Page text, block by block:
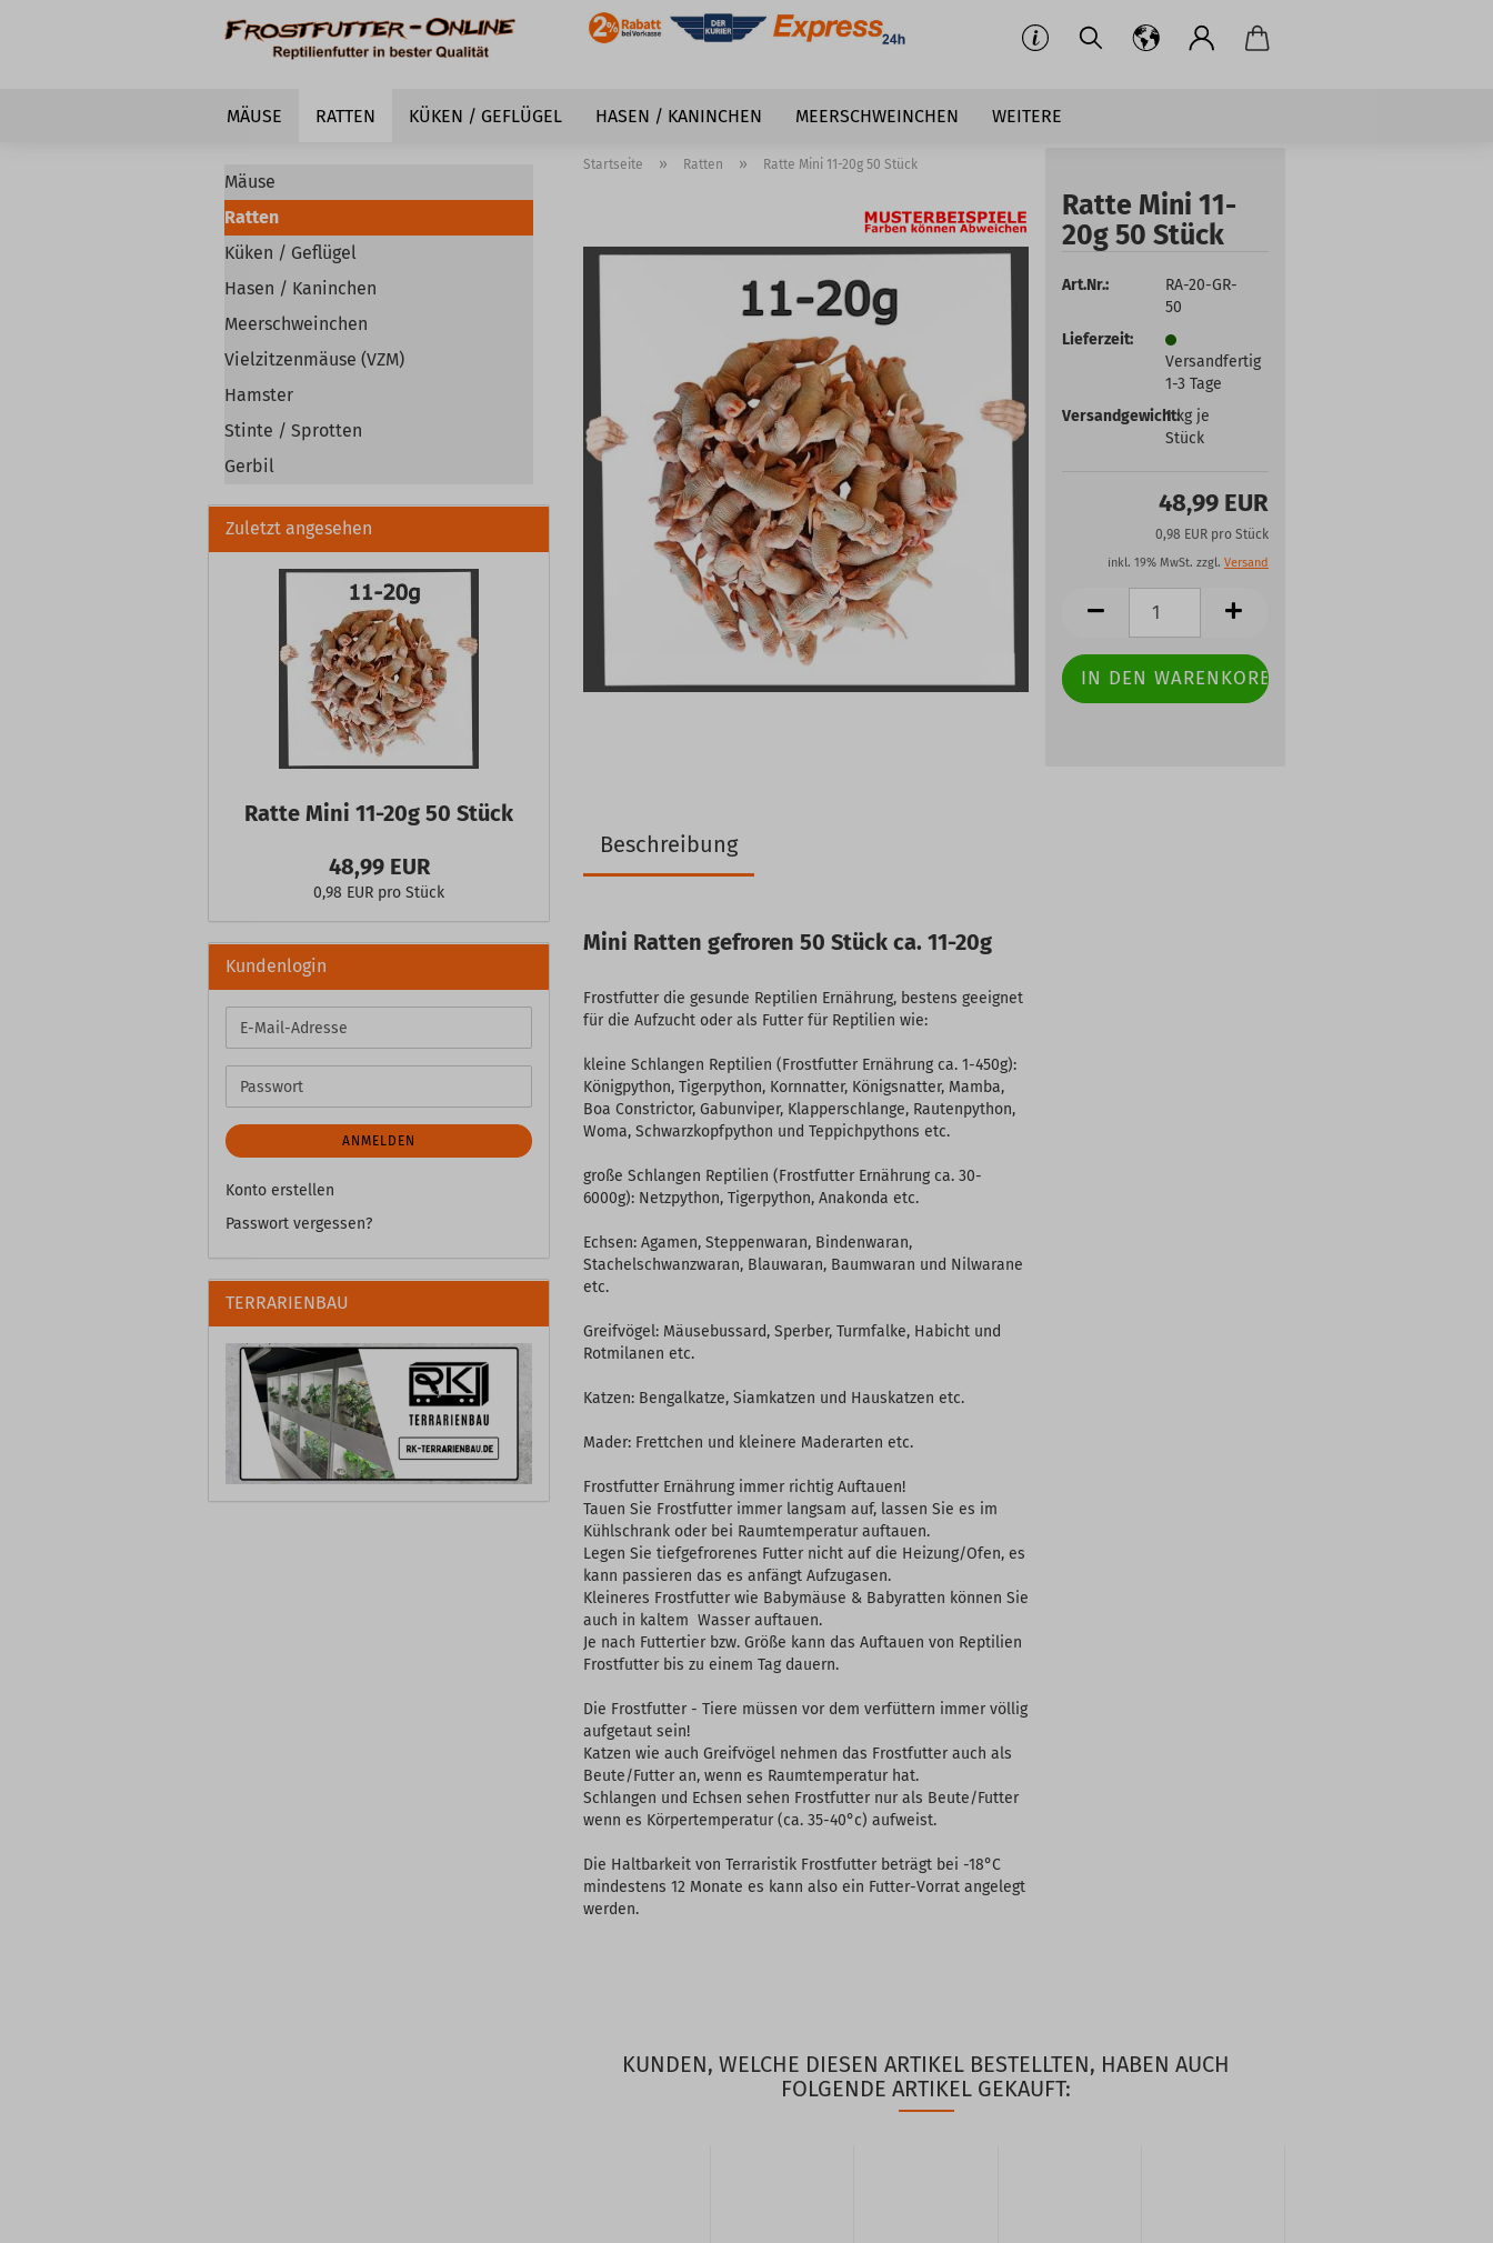
MÄUSE RATTEN KÜKEN / GEFLÜGEL HASEN / KANINCHEN MEERSCHWEINCHEN WEITERE
Startseite » Ratten » Ratte Mini 11-20g 50 Stück
Ratte Mini 11-
20g 50 Stück
Art.Nr.:
RA-20-GR-
50
Lieferzeit:
Versandfertig
1-3 Tage
Versandgewicht:
1kg je
Stück
48,99 EUR
0,98 EUR pro Stück
inkl. 19% MwSt. zzgl. Versand
Beschreibung
Mini Ratten gefroren 50 Stück ca. 11-20g
Frostfutter die gesunde Reptilien Ernährung, bestens geeignet
für die Aufzucht oder als Futter für Reptilien wie:
kleine Schlangen Reptilien (Frostfutter Ernährung ca. 1-450g):
Königpython, Tigerpython, Kornnatter, Königsnatter, Mamba,
Boa Constrictor, Gabunviper, Klapperschlange, Rautenpython,
Woma, Schwarzkopfpython und Teppichpythons etc.
große Schlangen Reptilien (Frostfutter Ernährung ca. 30-
6000g): Netzpython, Tigerpython, Anakonda etc.
Echsen: Agamen, Steppenwaran, Bindenwaran,
Stachelschwanzwaran, Blauwaran, Baumwaran und Nilwarane
etc.
Greifvögel: Mäusebussard, Sperber, Turmfalke, Habicht und
Rotmilanen etc.
Katzen: Bengalkatze, Siamkatzen und Hauskatzen etc.
Mader: Frettchen und kleinere Maderarten etc.
Frostfutter Ernährung immer richtig Auftauen!
Tauen Sie Frostfutter immer langsam auf, lassen Sie es im
Kühlschrank oder bei Raumtemperatur auftauen.
Legen Sie tiefgefrorenes Futter nicht auf die Heizung/Ofen, es
kann passieren das es anfängt Aufzugasen.
Kleineres Frostfutter wie Babymäuse & Babyratten können Sie
auch in kaltem Wasser auftauen.
Je nach Futtertier bzw. Größe kann das Auftauen von Reptilien
Frostfutter bis zu einem Tag dauern.
Die Frostfutter - Tiere müssen vor dem verfüttern immer völlig
aufgetaut sein!
Katzen wie auch Greifvögel nehmen das Frostfutter auch als
Beute/Futter an, wenn es Raumtemperatur hat.
Schlangen und Echsen sehen Frostfutter nur als Beute/Futter
wenn es Körpertemperatur (ca. 35-40°c) aufweist.
Die Haltbarkeit von Terraristik Frostfutter beträgt bei -18°C
mindestens 12 Monate es kann also ein Futter-Vorrat angelegt
werden.
KUNDEN, WELCHE DIESEN ARTIKEL BESTELLTEN, HABEN AUCH
FOLGENDE ARTIKEL GEKAUFT:
Mäuse
Ratten
Küken / Geflügel
Hasen / Kaninchen
Meerschweinchen
Vielzitzenmäuse (VZM)
Hamster
Stinte / Sprotten
Gerbil
Zuletzt angesehen
Ratte Mini 11-20g 50 Stück
48,99 EUR
0,98 EUR pro Stück
Kundenlogin
E-
Mail-
Adresse
Passwort
ANMELDEN
Konto erstellen
Passwort vergessen?
TERRARIENBAU